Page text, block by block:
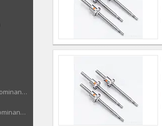
https://www.instagram.com/dominant_cnc
https://www.facebook.com/dominantcnc